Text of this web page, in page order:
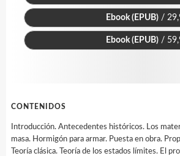
Ebook (EPUB)/
Ebook (EPUB)/
CONTENIDOS
Introducción. Antecedentes históricos. Los
masa. Hormigón para armar. Puesta en obra.
Teoría clásica. Teoría de los estados límites. El